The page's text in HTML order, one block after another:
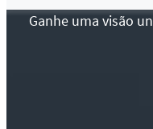
Ganhe uma visão